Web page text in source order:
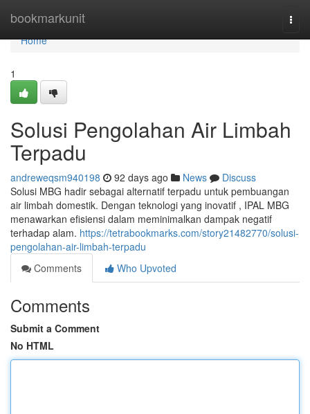
bookmarkunit
Home
Home
1
Solusi Pengolahan Air Limbah
Terpadu
andreweqsm940198 92 days ago News
Discuss
Solusi MBG hadir sebagai alternatif terpadu untuk pembuangan
air limbah domestik. Dengan teknologi yang inovatif , IPAL MBG
menawarkan efisiensi dalam meminimalkan dampak negatif
terhadap alam. https://tetrabookmarks.com/story21482770/solusi-
pengolahan-air-limbah-terpadu
Comments
Who Upvoted
Comments
Submit a Comment
No HTML